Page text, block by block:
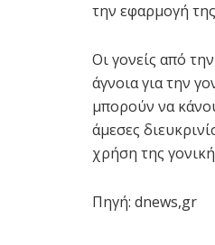
την εφαρμογή
Οι γονείς από
άγνοια για την
μπορούν να
άμεσες
χρήση της
Πηγή: dnews,gr